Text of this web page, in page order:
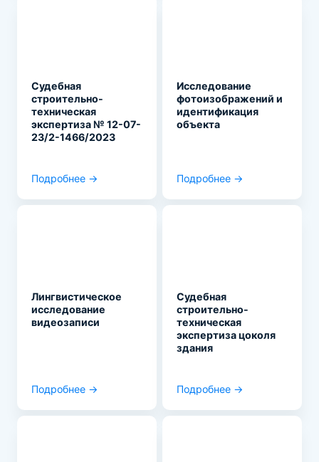
Судебная
строительно-
техническая
экспертиза № 12-07-
23/2-1466/2023
Подробнее →
Исследование
фотоизображений и
идентификация
объекта
Подробнее →
Лингвистическое
исследование
видеозаписи
Подробнее →
Судебная
строительно-
техническая
экспертиза цоколя
здания
Подробнее →